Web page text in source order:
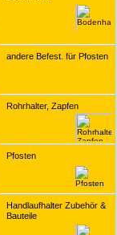
andere Befest. für Pfosten
Rohrhalter, Zapfen
Pfosten
Handlaufhalter Zubehör &
Bauteile